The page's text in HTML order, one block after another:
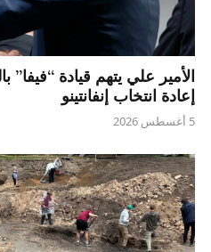
الأمير علي يتهم قيادة
إعادة انتخاب إنفانتينو
5 أغسطس 2026